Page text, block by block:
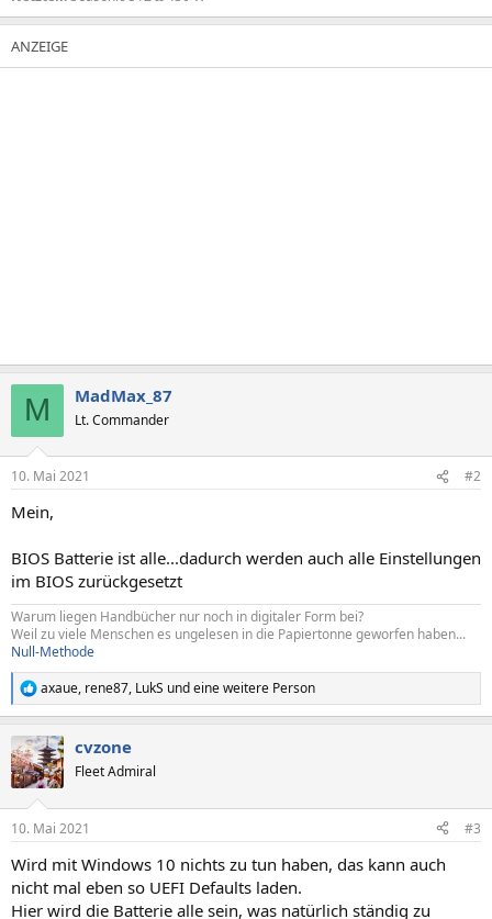
M MadMax_87
Lt. Commander
10. Mai 2021 #2
Mein,
BIOS Batterie ist alle...dadurch werden auch alle Einstellungen
im BIOS zurückgesetzt
Warum liegen Handbücher nur noch in digitaler Form bei?
Weil zu viele Menschen es ungelesen in die Papiertonne geworfen haben...
Null-Methode
R
e
k
t
i
e
:
axaue, rene87, LukS und eine weitere Person
cvzone
Fleet Admiral
10. Mai 2021 #3
Wird mit Windows 10 nichts zu tun haben, das kann auch
nicht mal eben so UEFI Defaults laden.
Hier wird die Batterie alle sein, was natürlich ständig zu